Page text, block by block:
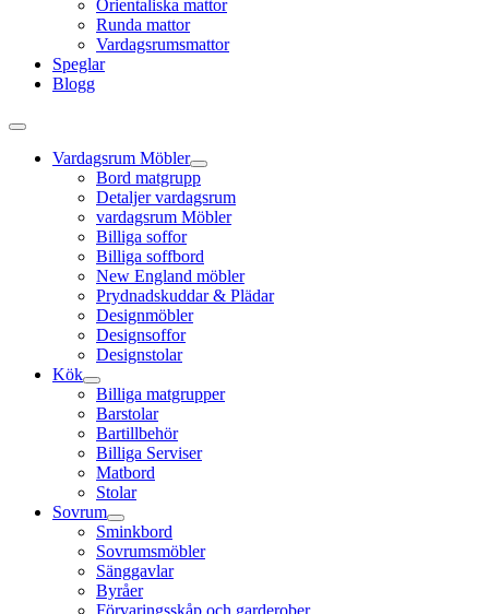
Orientaliska mattor
Runda mattor
Vardagsrumsmattor
Speglar
Blogg
Vardagsrum Möbler
Bord matgrupp
Detaljer vardagsrum
vardagsrum Möbler
Billiga soffor
Billiga soffbord
New England möbler
Prydnadskuddar & Plädar
Designmöbler
Designsoffor
Designstolar
Kök
Billiga matgrupper
Barstolar
Bartillbehör
Billiga Serviser
Matbord
Stolar
Sovrum
Sminkbord
Sovrumsmöbler
Sänggavlar
Byråer
Förvaringsskåp och garderober